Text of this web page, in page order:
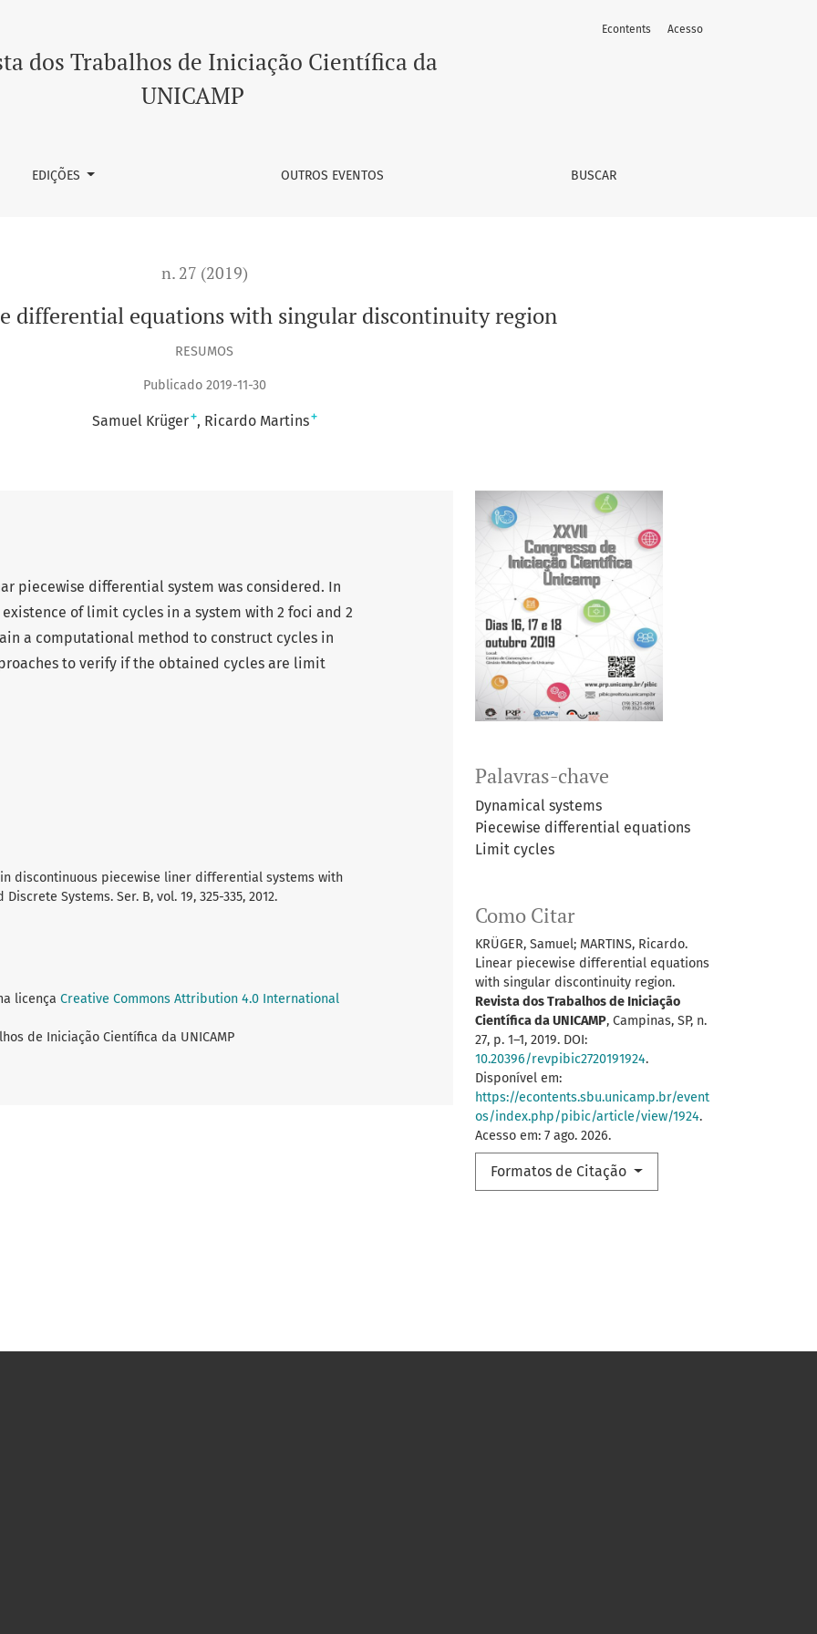
discontinuity region
dos Trabalhos de Iniciação Científica da
UNICAMP
EDIÇÕES OUTROS EVENTOS BUSCAR
Econtents Acesso
n. 27 (2019)
differential equations with singular discontinuity region
RESUMOS
Publicado 2019-11-30
Samuel Krüger+ Ricardo Martins+
Palavras-chave
Dynamical systems
Piecewise differential equations
Limit cycles
Como Citar
KRÜGER, Samuel; MARTINS, Ricardo.
Linear piecewise differential equations
with singular discontinuity region.
Revista dos Trabalhos de Iniciação
Científica da UNICAMP, Campinas, SP, n.
27, p. 1–1, 2019. DOI:
10.20396/revpibic2720191924.
Disponível em:
https://econtents.sbu.unicamp.br/event
os/index.php/pibic/article/view/1924.
Acesso em: 7 ago. 2026.
Formatos de Citação
piecewise differential system was considered. In
of limit cycles in a system with 2 foci and 2
a computational method to construct cycles in
to verify if the obtained cycles are limit
in discontinuous piecewise liner differential systems with
Systems. Ser. B, vol. 19, 325-335, 2012.
licença Creative Commons Attribution 4.0 International
de Iniciação Científica da UNICAMP